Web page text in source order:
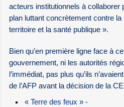
acteurs institutionnels à
plan luttant concrètement contre
territoire et la santé publique ».
Bien qu’en première ligne face à
gouvernement, ni les autorités
l’immédiat, pas plus qu’ils
de l’AFP avant la décision de la
« Terre des feux » -